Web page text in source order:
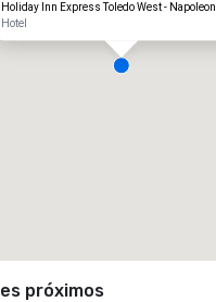
Holiday Inn Express Toledo West - Napoleon
Hotel
próximos